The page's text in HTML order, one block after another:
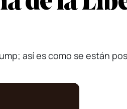
así es como se están